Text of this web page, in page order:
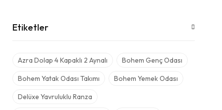
Etiketler
Azra Dolap 4 Kapaklı 2 Aynalı Bohem Genç Odası
Bohem Yatak Odası Takımı Bohem Yemek Odası
Delüxe Yavruluklu Ranza